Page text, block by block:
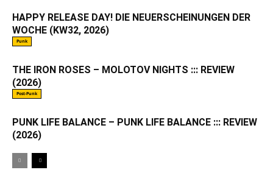
HAPPY RELEASE DAY! DIE NEUERSCHEINUNGEN DER
WOCHE (KW32, 2026)
Punk
THE IRON ROSES – MOLOTOV NIGHTS ::: REVIEW
(2026)
Post-Punk
PUNK LIFE BALANCE – PUNK LIFE BALANCE ::: REVIEW
(2026)